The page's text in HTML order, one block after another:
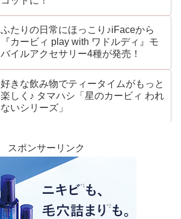
ふたりの日常にほっこり♪iFaceから
『カービィ play with ワドルディ』モ
バイルアクセサリー4種が発売！
好きな飲み物でティータイムがもっと
楽しく♪ タマハシ「星のカービィ われ
ないシリーズ」
スポンサーリンク